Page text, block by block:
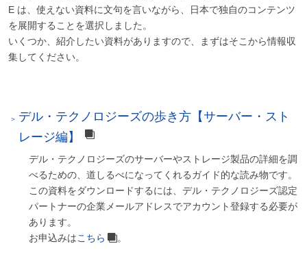
E は、使えない資料に文句を言いながら、日本で独自のコンテンツ
を展開することを選択しました。
いくつか、紹介したい資料がありますので、まずはそこから情報収
集してください。
デル・テクノロジーズの歩き方【サーバー・スト
レージ編】
デル・テクノロジーズのサーバーやストレージ製品の詳細を調
べるための、道しるべになってくれるガイド的な読み物です。
この資料をダウンロードするには、デル・テクノロジーズ認定
パートナーの企業メールアドレスでアカウント登録する必要が
あります。
お申込みはこちら 。